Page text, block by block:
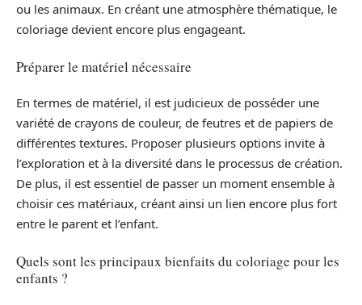
ou les animaux. En créant une atmosphère thématique, le
coloriage devient encore plus engageant.
Préparer le matériel nécessaire
En termes de matériel, il est judicieux de posséder une
variété de crayons de couleur, de feutres et de papiers de
différentes textures. Proposer plusieurs options invite à
l’exploration et à la diversité dans le processus de création.
De plus, il est essentiel de passer un moment ensemble à
choisir ces matériaux, créant ainsi un lien encore plus fort
entre le parent et l’enfant.
Quels sont les principaux bienfaits du coloriage pour les
enfants ?